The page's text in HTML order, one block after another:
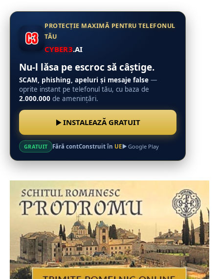
PROTECȚIE MAXIMĂ PENTRU TELEFONUL
TĂU
CYBER3.AI
Nu-l lăsa pe escroc să câștige.
SCAM, phishing, apeluri și mesaje false —
oprite instant pe telefonul tău, cu baza de
2.000.000 de amenințări.
INSTALEAZĂ GRATUIT
GRATUIT Fără contConstruit în UE Google Play